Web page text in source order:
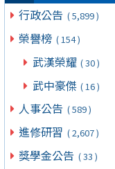
行政公告 ( 5,899 )
榮譽榜 ( 154 )
武漢榮耀 ( 30 )
武中豪傑 ( 16 )
人事公告 ( 589 )
進修研習 ( 2,607 )
獎學金公告 ( 33 )